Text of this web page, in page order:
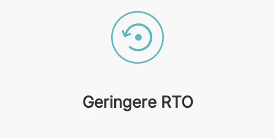
Geringere RTO